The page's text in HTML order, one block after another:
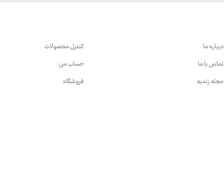
درباره ما
تماس با ما
مجله زندیه
کنترل محصولات
حساب من
فروشگاه